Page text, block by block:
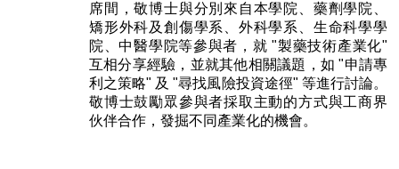
席間，敬博士與分別來自本學院、藥劑學院、
矯形外科及創傷學系、外科學系、生命科學學
院、中醫學院等參與者，就 "製藥技術產業化"
互相分享經驗，並就其他相關議題，如 "申請專
利之策略" 及 "尋找風險投資途徑" 等進行討論。
敬博士鼓勵眾參與者採取主動的方式與工商界
伙伴合作，發掘不同產業化的機會。